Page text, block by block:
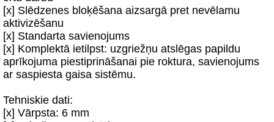
[x] Slēdzenes bloķēšana aizsargā pret nevēlamu
aktivizēšanu
[x] Standarta savienojums
[x] Komplektā ietilpst: uzgriežņu atslēgas papildu
aprīkojuma piestiprināšanai pie roktura, savienojums
ar saspiesta gaisa sistēmu.
Tehniskie dati:
[x] Vārpsta: 6 mm